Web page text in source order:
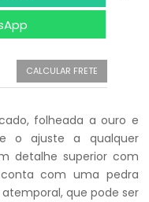
CALCULAR FRETE
folheada a ouro e
o ajuste a qualquer
detalhe superior com
com uma pedra
que pode ser